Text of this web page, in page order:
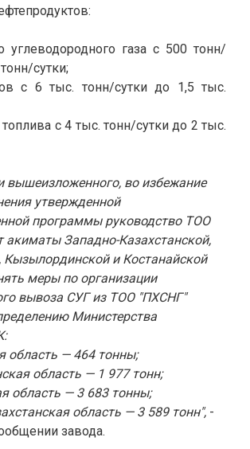
углеводородного газа с 500 тонн/
сутки;
с 6 тыс. тонн/сутки до 1,5 тыс.
с 4 тыс. тонн/сутки до 2 тыс.
вышеизложенного, во избежание
утвержденной
программы руководство ТОО
акиматы Западно-Казахстанской,
и Костанайской
меры по организации
вывоза СУГ из ТОО "ПХСНГ"
Министерства
область — 464 тонны;
область — 1 977 тонн;
область — 3 683 тонны;
область — 3 589 тонн", -
завода.